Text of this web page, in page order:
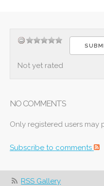
Not yet rated
NO COMMENTS
Only registered users may
Subscribe to comments
RSS Gallery